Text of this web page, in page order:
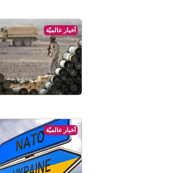
أخبار عالميّة
أخبار عالميّة